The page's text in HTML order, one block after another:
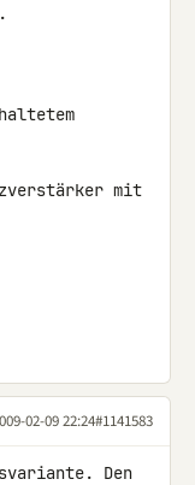
mit
02-09 22:24#1141583
Den